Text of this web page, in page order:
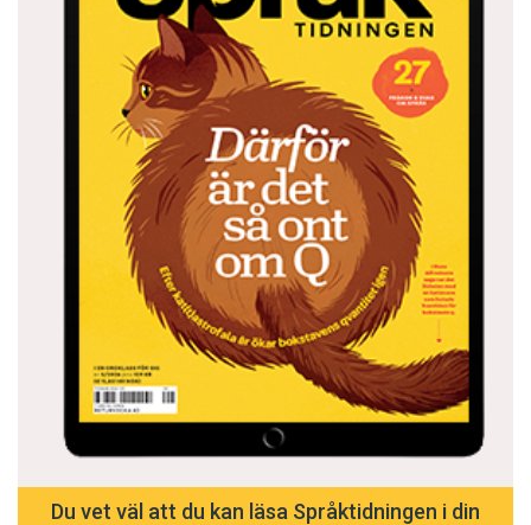
Du vet väl att du kan läsa Språktidningen i din